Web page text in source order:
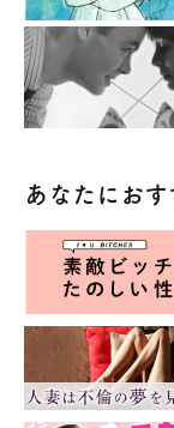
あなたにお